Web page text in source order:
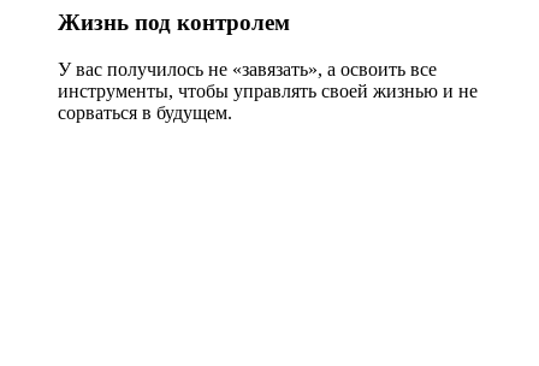
Жизнь под контролем
У вас получилось не «завязать», а освоить все
инструменты, чтобы управлять своей жизнью и не
сорваться в будущем.